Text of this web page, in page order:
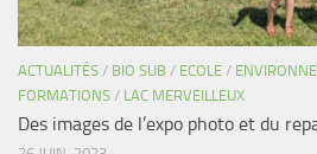
ACTUALITÉS / BIO SUB / ECOLE /
FORMATIONS / LAC MERVEILLEUX
Des images de l’expo photo et du